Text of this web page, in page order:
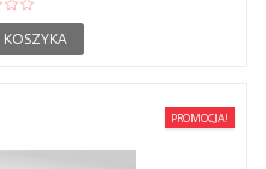
PROMOCJA!